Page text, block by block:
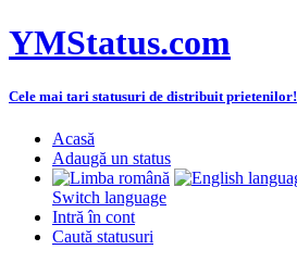
YMStatus.com
Cele mai tari statusuri de distribuit prietenilor!
Acasă
Adaugă un status
Switch language
Intră în cont
Caută statusuri